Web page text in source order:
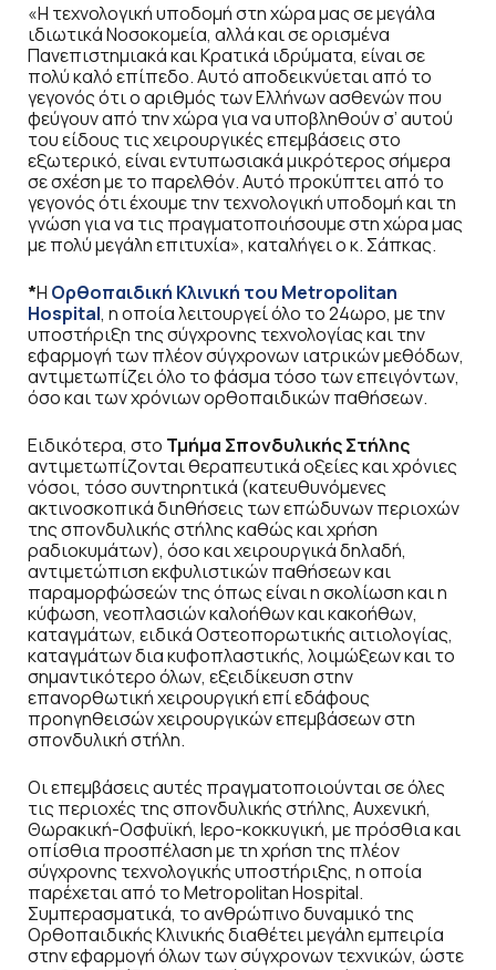
«Η τεχνολογική υποδομή στη χώρα μας σε μεγάλα
ιδιωτικά Νοσοκομεία, αλλά και σε ορισμένα
Πανεπιστημιακά και Κρατικά ιδρύματα, είναι σε
πολύ καλό επίπεδο. Αυτό αποδεικνύεται από το
γεγονός ότι ο αριθμός των Ελλήνων ασθενών που
φεύγουν από την χώρα για να υποβληθούν σ’ αυτού
του είδους τις χειρουργικές επεμβάσεις στο
εξωτερικό, είναι εντυπωσιακά μικρότερος σήμερα
σε σχέση με το παρελθόν. Αυτό προκύπτει από το
γεγονός ότι έχουμε την τεχνολογική υποδομή και τη
γνώση για να τις πραγματοποιήσουμε στη χώρα μας
με πολύ μεγάλη επιτυχία», καταλήγει ο κ. Σάπκας.
*Η Ορθοπαιδική Κλινική του Metropolitan
Hospital, η οποία λειτουργεί όλο το 24ωρο, με την
υποστήριξη της σύγχρονης τεχνολογίας και την
εφαρμογή των πλέον σύγχρονων ιατρικών μεθόδων,
αντιμετωπίζει όλο το φάσμα τόσο των επειγόντων,
όσο και των χρόνιων ορθοπαιδικών παθήσεων.
Ειδικότερα, στο Τμήμα Σπονδυλικής Στήλης
αντιμετωπίζονται θεραπευτικά οξείες και χρόνιες
νόσοι, τόσο συντηρητικά (κατευθυνόμενες
ακτινοσκοπικά διηθήσεις των επώδυνων περιοχών
της σπονδυλικής στήλης καθώς και χρήση
ραδιοκυμάτων), όσο και χειρουργικά δηλαδή,
αντιμετώπιση εκφυλιστικών παθήσεων και
παραμορφώσεών της όπως είναι η σκολίωση και η
κύφωση, νεοπλασιών καλοήθων και κακοήθων,
καταγμάτων, ειδικά Οστεοπορωτικής αιτιολογίας,
καταγμάτων δια κυφοπλαστικής, λοιμώξεων και το
σημαντικότερο όλων, εξειδίκευση στην
επανορθωτική χειρουργική επί εδάφους
προηγηθεισών χειρουργικών επεμβάσεων στη
σπονδυλική στήλη.
Οι επεμβάσεις αυτές πραγματοποιούνται σε όλες
τις περιοχές της σπονδυλικής στήλης, Αυχενική,
Θωρακική-Οσφυϊκή, Ιερο-κοκκυγική, με πρόσθια και
οπίσθια προσπέλαση με τη χρήση της πλέον
σύγχρονης τεχνολογικής υποστήριξης, η οποία
παρέχεται από το Metropolitan Hospital.
Συμπερασματικά, το ανθρώπινο δυναμικό της
Ορθοπαιδικής Κλινικής διαθέτει μεγάλη εμπειρία
στην εφαρμογή όλων των σύγχρονων τεχνικών, ώστε